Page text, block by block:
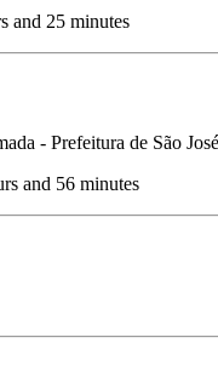
and 25 minutes
- Prefeitura de São
and 56 minutes